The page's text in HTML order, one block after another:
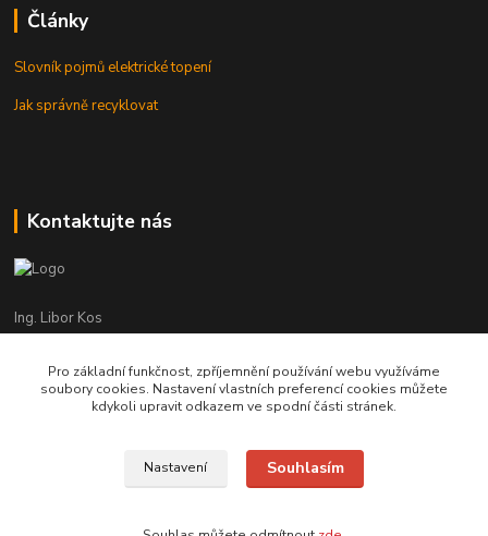
Články
Slovník pojmů elektrické topení
Jak správně recyklovat
Kontaktujte nás
Ing. Libor Kos
+420 601 555 225
(Po-Pá: 8-17:00 hod.)
info@infrasystemy.cz
infrasystémy s.r.o. 2012-2019
Pro základní funkčnost, zpříjemnění používání webu využíváme
soubory cookies. Nastavení vlastních preferencí cookies můžete
kdykoli upravit odkazem ve spodní části stránek.
Nastavení Souhlasím